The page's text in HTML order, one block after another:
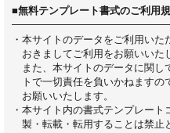
■無料テンプレート書式のご利用
・本サイトのデータをご利用い
おきましてご利用をお願いいた
また、本サイトのデータに関し
トで一切責任を負いかねます
お願いいたします。
・本サイト内の書式テンプレー
製・転載・転用することは禁止